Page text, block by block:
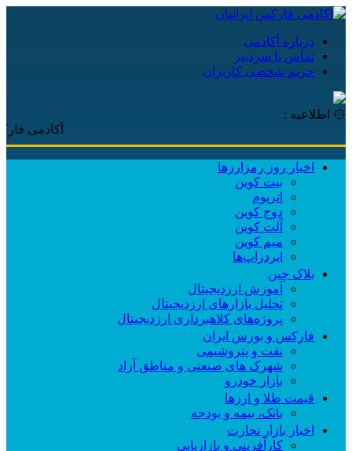
درباره آکادمی
تماس با سردبیر
حریم شخصی کاربران
۞ اطلاعیه :
آکادمی فارکس
اخبار روز رمزارزها
بیت کوین
اتریوم
دوج کوین
آلت کوین
میم کوین‌
ایردراپ‌ها
بلاک چین
آموزش ارزدیجیتال
تحلیل بازارهای ارزدیجیتال
پروژه‌های کلاهبرداری ارزدیجیتال
فارکس و بورس ایران
نفت و پتروشیمی
شهرک های صنعتی و مناطق آزاد
بازار خودرو
قیمت طلا و ارزها
بانک، بیمه و بودجه
اخبار بازار تجارت
کارآفرینی و بازاریابی